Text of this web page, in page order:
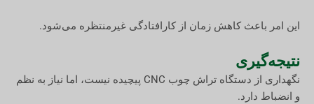
این امر باعث کاهش زمان از کارافتادگی غیرمنتظره می‌شود.
نتیجه‌گیری
نگهداری از دستگاه تراش چوب CNC پیچیده نیست، اما نیاز به نظم
و انضباط دارد.